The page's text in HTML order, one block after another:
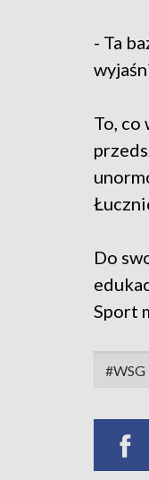
- Ta
To, co
Do
Sport
#WSG